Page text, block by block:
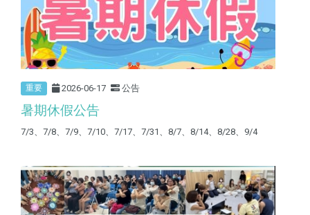
重要 2026-06-17 公告
暑期休假公告
7/3、7/8、7/9、7/10、7/17、7/31、8/7、8/14、8/28、9/4